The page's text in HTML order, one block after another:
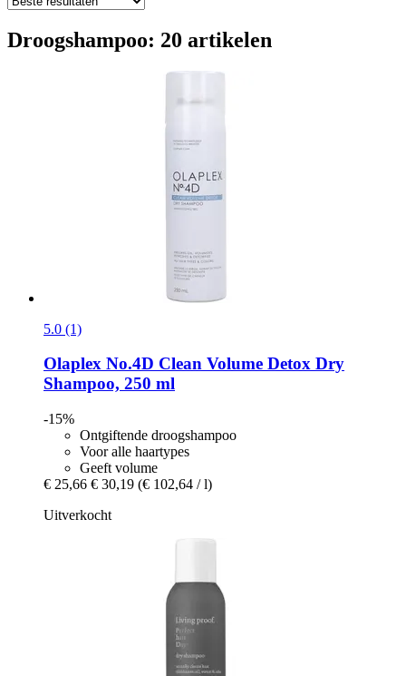
Droogshampoo: 20 artikelen
5.0 (1)
Olaplex No.4D Clean Volume Detox Dry
Shampoo, 250 ml
-15%
Ontgiftende droogshampoo
Voor alle haartypes
Geeft volume
€ 25,66 € 30,19 (€ 102,64 / l)
Uitverkocht